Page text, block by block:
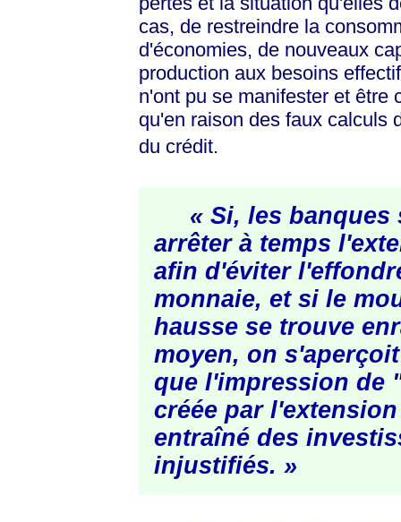
cas, de restreindre la
d'économies, de nouveaux
production aux besoins
n'ont pu se manifester et être
qu'en raison des faux calculs
du crédit.
« Si, les banques
arrêter à temps
afin d'éviter
monnaie, et si le
hausse se trouve
moyen, on
que l'impression de
créée par
entraîné des
injustifiés. »